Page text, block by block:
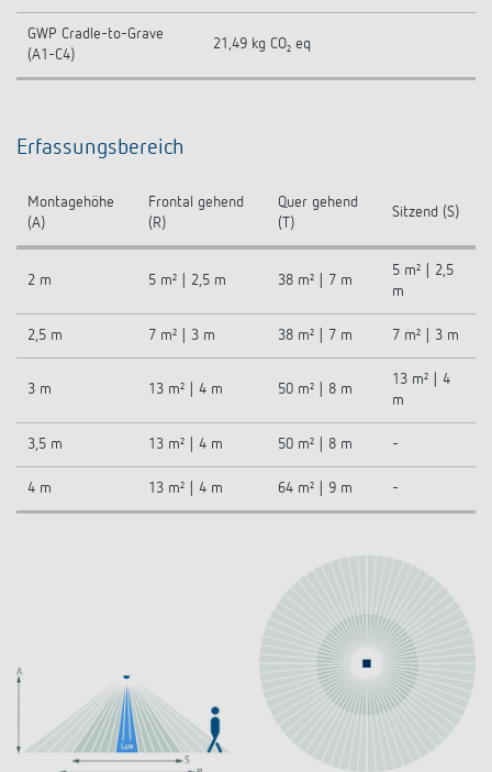
GWP Cradle-to-Grave
(A1-C4)
21,49 kg CO₂ eq
Erfassungsbereich
Montagehöhe
(A)
Frontal gehend
(R)
Quer gehend
(T)
Sitzend (S)
2 m 5 m² | 2,5 m 38 m² | 7 m
5 m² | 2,5
m
2,5 m 7 m² | 3 m 38 m² | 7 m 7 m² | 3 m
3 m 13 m² | 4 m 50 m² | 8 m
13 m² | 4
m
3,5 m 13 m² | 4 m 50 m² | 8 m -
4 m 13 m² | 4 m 64 m² | 9 m -